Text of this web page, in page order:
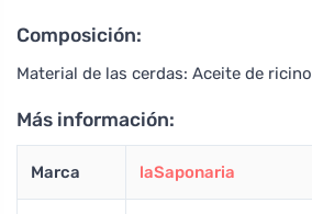
Composición:
Material de las cerdas: Aceite de ricino
Más información:
Marca laSaponaria